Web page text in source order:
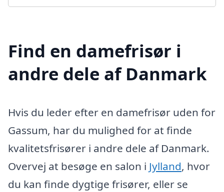
Find en damefrisør i
andre dele af Danmark
Hvis du leder efter en damefrisør uden for
Gassum, har du mulighed for at finde
kvalitetsfrisører i andre dele af Danmark.
Overvej at besøge en salon i Jylland, hvor
du kan finde dygtige frisører, eller se